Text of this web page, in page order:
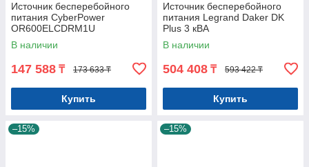
Источник бесперебойного
питания CyberPower
OR600ELCDRM1U
В наличии
147 588 ₸ 173 633 ₸
Купить
Источник бесперебойного
питания Legrand Daker DK
Plus 3 кВА
В наличии
504 408 ₸ 593 422 ₸
Купить
–15% –15%